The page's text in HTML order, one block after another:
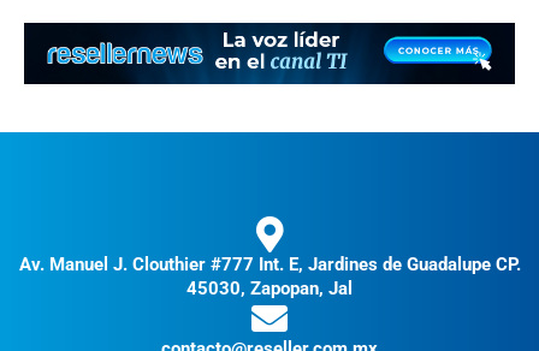
Av. Manuel J. Clouthier #777 Int. E, Jardines de Guadalupe CP.
45030, Zapopan, Jal